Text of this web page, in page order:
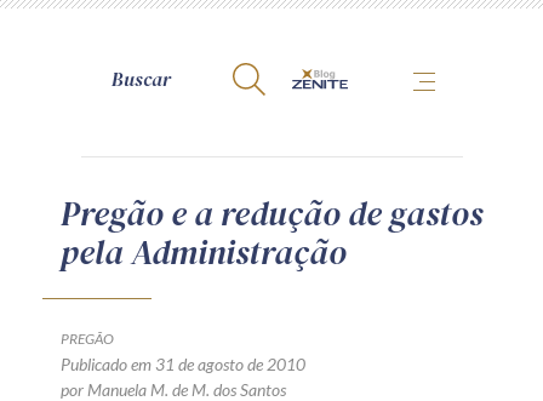
A Zênite
Como publicar conosco
Termos de uso
Pregão e a redução de gastos
pela Administração
PREGÃO
Publicado em 31 de agosto de 2010
por Manuela M. de M. dos Santos